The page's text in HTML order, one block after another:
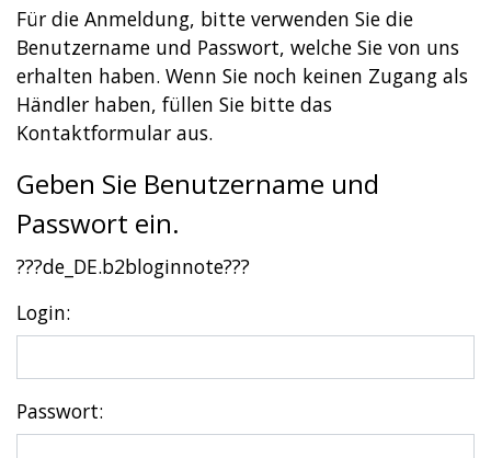
Für die Anmeldung, bitte verwenden Sie die
Benutzername und Passwort, welche Sie von uns
erhalten haben. Wenn Sie noch keinen Zugang als
Händler haben, füllen Sie bitte das
Kontaktformular aus.
Geben Sie Benutzername und
Passwort ein.
???de_DE.b2bloginnote???
Login:
Passwort: